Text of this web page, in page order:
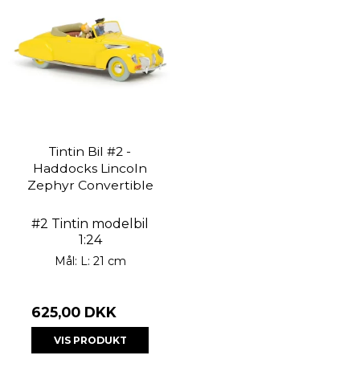
Tintin Bil #2 -
Haddocks Lincoln
Zephyr Convertible
#2 Tintin modelbil
1:24
Mål: L: 21 cm
625,00 DKK
VIS PRODUKT